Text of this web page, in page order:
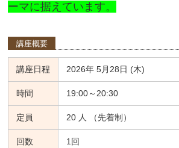
ーマに据えています。
講座概要
講座日程 2026年 5月28日 (木)
時間 19:00～20:30
定員 20 人 （先着制）
回数 1回